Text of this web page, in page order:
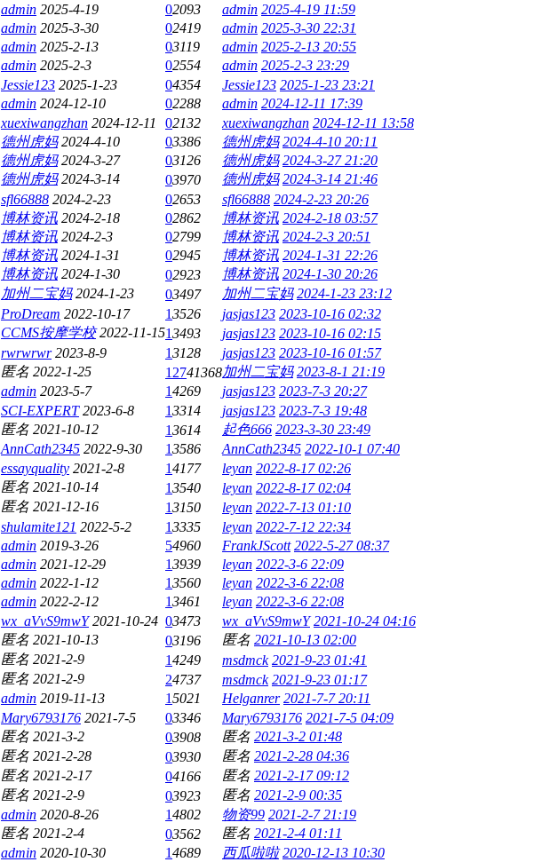
admin 2025-4-19 02093 admin 2025-4-19 11:59
admin 2025-3-30 02419 admin 2025-3-30 22:31
admin 2025-2-13 03119 admin 2025-2-13 20:55
admin 2025-2-3 02554 admin 2025-2-3 23:29
Jessie123 2025-1-23 04354 Jessie123 2025-1-23 23:21
admin 2024-12-10 02288 admin 2024-12-11 17:39
xuexiwangzhan 2024-12-11 02132 xuexiwangzhan 2024-12-11 13:58
德州虎妈 2024-4-10 03386 德州虎妈 2024-4-10 20:11
德州虎妈 2024-3-27 03126 德州虎妈 2024-3-27 21:20
德州虎妈 2024-3-14 03970 德州虎妈 2024-3-14 21:46
sfl66888 2024-2-23 02653 sfl66888 2024-2-23 20:26
博林资讯 2024-2-18 02862 博林资讯 2024-2-18 03:57
博林资讯 2024-2-3 02799 博林资讯 2024-2-3 20:51
博林资讯 2024-1-31 02945 博林资讯 2024-1-31 22:26
博林资讯 2024-1-30 02923 博林资讯 2024-1-30 20:26
加州二宝妈 2024-1-23 03497 加州二宝妈 2024-1-23 23:12
ProDream 2022-10-17 13526 jasjas123 2023-10-16 02:32
CCMS按摩学校 2022-11-1513493 jasjas123 2023-10-16 02:15
rwrwrwr 2023-8-9 13128 jasjas123 2023-10-16 01:57
匿名 2022-1-25 12741368加州二宝妈 2023-8-1 21:19
admin 2023-5-7 14269 jasjas123 2023-7-3 20:27
SCI-EXPERT 2023-6-8 13314 jasjas123 2023-7-3 19:48
匿名 2021-10-12 13614 起色666 2023-3-30 23:49
AnnCath2345 2022-9-30 13586 AnnCath2345 2022-10-1 07:40
essayquality 2021-2-8 14177 leyan 2022-8-17 02:26
匿名 2021-10-14 13540 leyan 2022-8-17 02:04
匿名 2021-12-16 13150 leyan 2022-7-13 01:10
shulamite121 2022-5-2 13335 leyan 2022-7-12 22:34
admin 2019-3-26 54960 FrankJScott 2022-5-27 08:37
admin 2021-12-29 13939 leyan 2022-3-6 22:09
admin 2022-1-12 13560 leyan 2022-3-6 22:08
admin 2022-2-12 13461 leyan 2022-3-6 22:08
wx_aVvS9mwY 2021-10-24 03473 wx_aVvS9mwY 2021-10-24 04:16
匿名 2021-10-13 03196 匿名 2021-10-13 02:00
匿名 2021-2-9 14249 msdmck 2021-9-23 01:41
匿名 2021-2-9 24737 msdmck 2021-9-23 01:17
admin 2019-11-13 15021 Helganrer 2021-7-7 20:11
Mary6793176 2021-7-5 03346 Mary6793176 2021-7-5 04:09
匿名 2021-3-2 03908 匿名 2021-3-2 01:48
匿名 2021-2-28 03930 匿名 2021-2-28 04:36
匿名 2021-2-17 04166 匿名 2021-2-17 09:12
匿名 2021-2-9 03923 匿名 2021-2-9 00:35
admin 2020-8-26 14802 物资99 2021-2-7 21:19
匿名 2021-2-4 03562 匿名 2021-2-4 01:11
admin 2020-10-30 14689 西瓜啦啦 2020-12-13 10:30